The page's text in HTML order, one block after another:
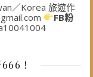
／Korea 旅遊作
FB粉
！